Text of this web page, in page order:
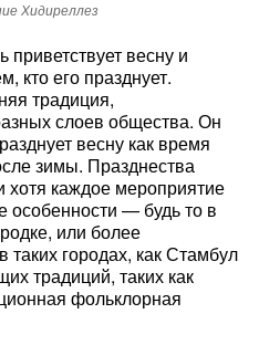
Хидиреллез
весну и
кто его празднует.
традиция,
слоев общества. Он
весну как время
зимы. Празднества
хотя каждое мероприятие
особенности — будь то в
или более
городах, как Стамбул
традиций, таких как
фольклорная